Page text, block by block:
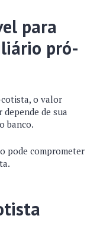
para
pró-
o valor
depende de sua
banco.
pode comprometer